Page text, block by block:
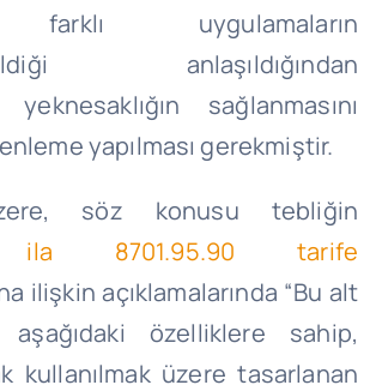
farklı uygulamaların
anlaşıldığından
sağlanmasını
yapılması gerekmiştir.
söz konusu tebliğin
ila 8701.95.90 tarife
ilişkin açıklamalarında “Bu alt
aşağıdaki özelliklere sahip,
kullanılmak üzere tasarlanan